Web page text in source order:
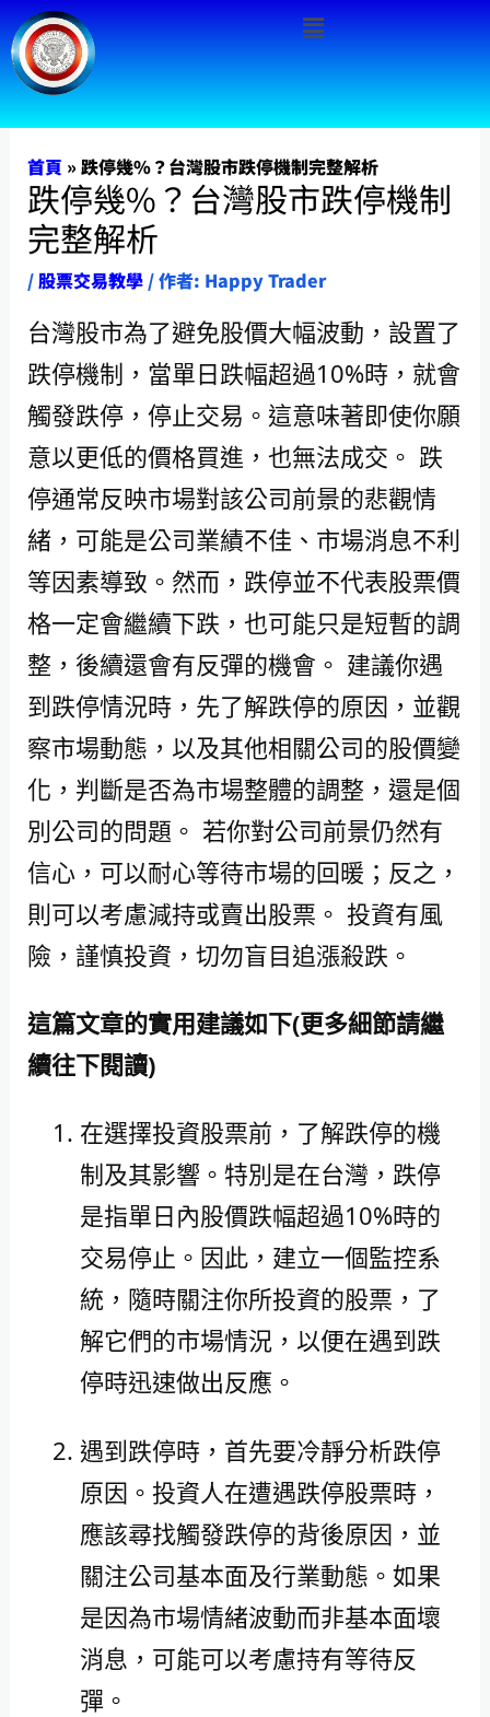
跳
至
主
要
Menu
首頁 » 跌停幾%？台灣股市跌停機制完整解析
跌停幾%？台灣股市跌停機制
完整解析
/股票交易教學/ 作者: Happy Trader
台灣股市為了避免股價大幅波動，設置了
跌停機制，當單日跌幅超過10%時，就會
觸發跌停，停止交易。這意味著即使你願
意以更低的價格買進，也無法成交。 跌
停通常反映市場對該公司前景的悲觀情
緒，可能是公司業績不佳、市場消息不利
等因素導致。然而，跌停並不代表股票價
格一定會繼續下跌，也可能只是短暫的調
整，後續還會有反彈的機會。 建議你遇
到跌停情況時，先了解跌停的原因，並觀
察市場動態，以及其他相關公司的股價變
化，判斷是否為市場整體的調整，還是個
別公司的問題。 若你對公司前景仍然有
信心，可以耐心等待市場的回暖；反之，
則可以考慮減持或賣出股票。 投資有風
險，謹慎投資，切勿盲目追漲殺跌。
這篇文章的實用建議如下(更多細節請繼
續往下閱讀)
在選擇投資股票前，了解跌停的機
制及其影響。特別是在台灣，跌停
是指單日內股價跌幅超過10%時的
交易停止。因此，建立一個監控系
統，隨時關注你所投資的股票，了
解它們的市場情況，以便在遇到跌
停時迅速做出反應。
遇到跌停時，首先要冷靜分析跌停
原因。投資人在遭遇跌停股票時，
應該尋找觸發跌停的背後原因，並
關注公司基本面及行業動態。如果
是因為市場情緒波動而非基本面壞
消息，可能可以考慮持有等待反
彈。